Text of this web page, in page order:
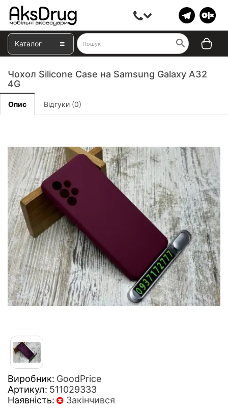
Каталог
Чохол Silicone Case на Samsung Galaxy А32
4G
Опис Відгуки (0)
Виробник: GoodPrice
Артикул: 511029333
Наявність:
Закінчився